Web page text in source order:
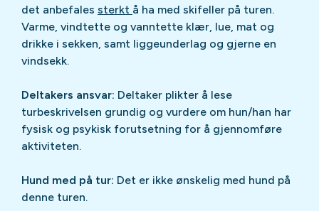
det anbefales sterkt å ha med skifeller på turen.
Varme, vindtette og vanntette klær, lue, mat og
drikke i sekken, samt liggeunderlag og gjerne en
vindsekk.
Deltakers ansvar: Deltaker plikter å lese
turbeskrivelsen grundig og vurdere om hun/han har
fysisk og psykisk forutsetning for å gjennomføre
aktiviteten.
Hund med på tur: Det er ikke ønskelig med hund på
denne turen.